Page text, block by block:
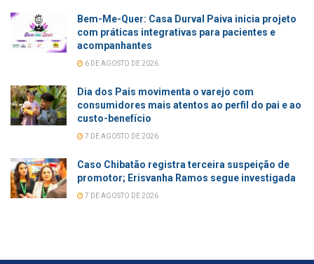
Bem-Me-Quer: Casa Durval Paiva inicia projeto
com práticas integrativas para pacientes e
acompanhantes
6 DE AGOSTO DE 2026
Dia dos Pais movimenta o varejo com
consumidores mais atentos ao perfil do pai e ao
custo-benefício
7 DE AGOSTO DE 2026
Caso Chibatão registra terceira suspeição de
promotor; Erisvanha Ramos segue investigada
7 DE AGOSTO DE 2026